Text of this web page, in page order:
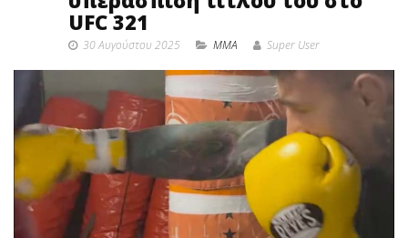
UFC 321
30 Αυγούστου 2025 MMA Super User